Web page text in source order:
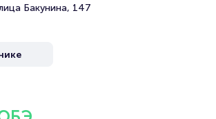
всей сцены.
мягкими креслами.
Бакунина, 147